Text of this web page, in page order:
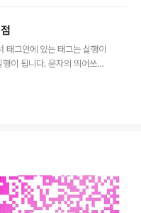
낌이
로그 주소
닷미 (htt
태그안에 있는 태그는 실행이
이 됩니다. 문자의 띄어쓰기,
수 있습니다. 예제 소스 코
..